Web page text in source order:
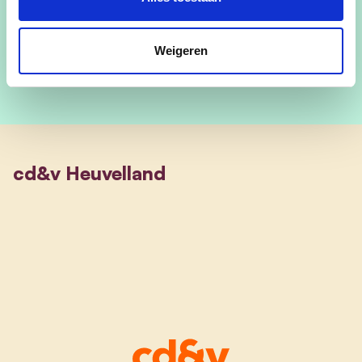
Weigeren
broodnodig voor iedereen.”
cd&v Heuvelland